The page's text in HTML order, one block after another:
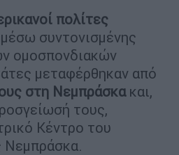
πολίτες
μέσω συντονισμένης
ομοσπονδιακών
μεταφέρθηκαν από
στη Νεμπράσκακαι,
τους,
Κέντρο του
Νεμπράσκα.